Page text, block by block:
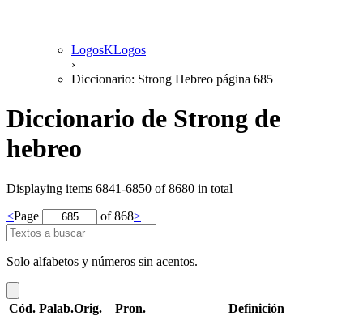
LogosKLogos
›
Diccionario: Strong Hebreo página 685
Diccionario de Strong de
hebreo
Displaying items 6841-6850 of 8680 in total
<Page of 868>
Solo alfabetos y números sin acentos.
Cód. Palab.Orig. Pron.
Definición